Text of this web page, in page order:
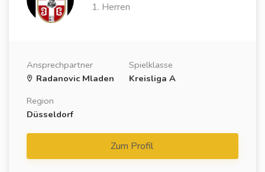
1. Herren
Ansprechpartner
Radanovic Mladen
Spielklasse
Kreisliga A
Region
Düsseldorf
Zum Profil